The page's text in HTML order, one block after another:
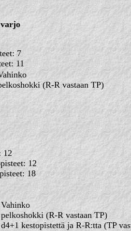
7
(R-R vastaan TP)
12
12
Vahinko
pelkoshokki (R-R vastaan TP)
d4+1 kestopistettä ja R-R:tta (TP